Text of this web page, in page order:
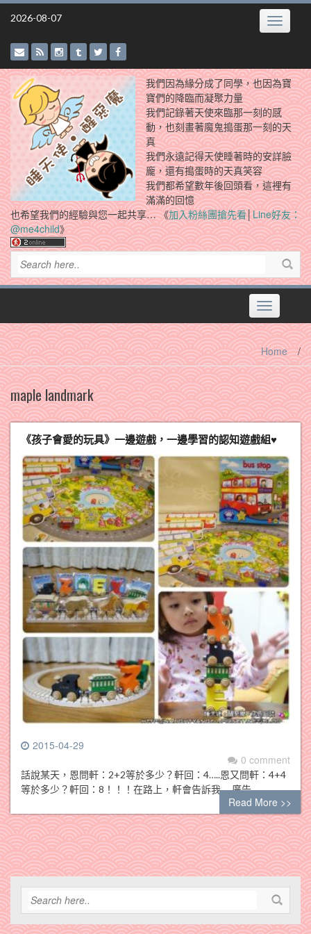
Skip
2026-08-07 Toggle
我們因為緣分成了同學，也因為寶
寶們的降臨而凝聚力量
我們記錄著天使來臨那一刻的感
動，也刻畫著魔鬼搗蛋那一刻的天
真
我們永遠記得天使睡著時的安詳臉
龐，還有搗蛋時的天真笑容
我們都希望數年後回頭看，這裡有
滿滿的回憶
也希望我們的經驗與您一起共享… 《加入粉絲團搶先看│Line好友：
@me4child》
Toggle
navigation
Home /
maple landmark
《孩子會愛的玩具》一邊遊戲，一邊學習的認知遊戲組♥
2015-04-29
0 comment
話說某天，恩問軒：2+2等於多少？軒回：4…..恩又問軒：4+4
等於多少？軒回：8！！！在路上，軒會告訴我…..廣告…
Read More >>